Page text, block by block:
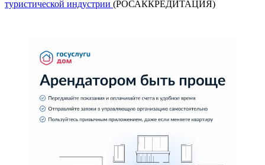
туристической индустрии (РОСАККРЕДИТАЦИЯ)